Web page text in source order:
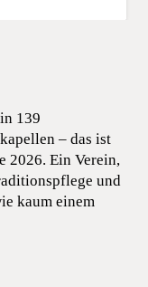
139
– das ist
2026. Ein Verein,
und
kaum einem